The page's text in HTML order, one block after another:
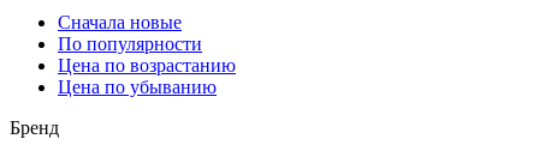
Сначала новые
По популярности
Цена по возрастанию
Цена по убыванию
Бренд